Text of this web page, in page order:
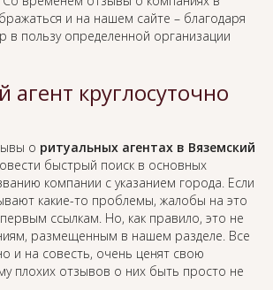
и на нашем сайте – благодаря
в пользу определенной организации
агент круглосуточно
о ритуальных агентах в Вяземский
быстрый поиск в основных
компании с указанием города. Если
какие-то проблемы, жалобы на это
ссылкам. Но, как правило, это не
размещенным в нашем разделе. Все
и на совесть, очень ценят свою
плохих отзывов о них быть просто не